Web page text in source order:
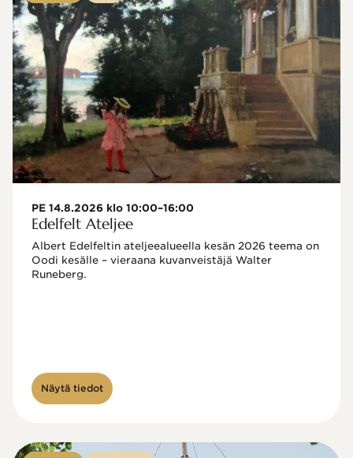
PE 14.8.2026 klo 10:00–16:00
Edelfelt Ateljee
Albert Edelfeltin ateljeealueella kesän 2026 teema on
Oodi kesälle – vieraana kuvanveistäjä Walter
Näytä tiedot